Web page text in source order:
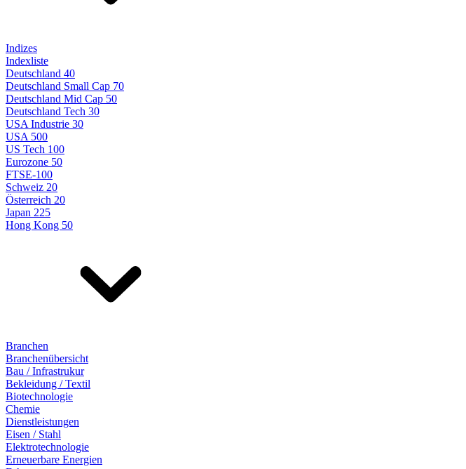
Indizes
Indexliste
Deutschland 40
Deutschland Small Cap 70
Deutschland Mid Cap 50
Deutschland Tech 30
USA Industrie 30
USA 500
US Tech 100
Eurozone 50
FTSE-100
Schweiz 20
Österreich 20
Japan 225
Hong Kong 50
Branchen
Branchenübersicht
Bau / Infrastrukur
Bekleidung / Textil
Biotechnologie
Chemie
Dienstleistungen
Eisen / Stahl
Elektrotechnologie
Erneuerbare Energien